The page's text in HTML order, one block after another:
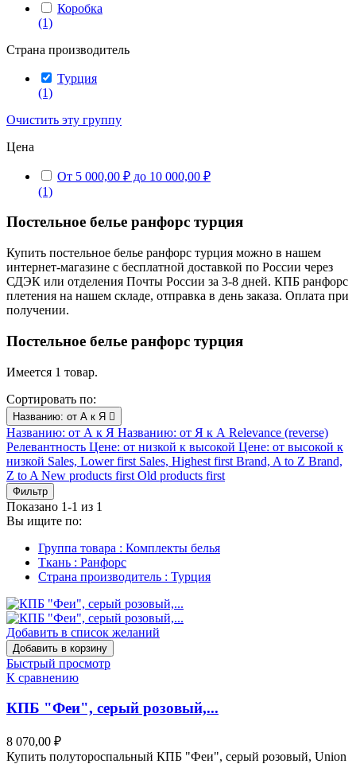
Коробка
(1)
Страна производитель
Турция
(1)
Очистить эту группу
Цена
От 5 000,00 ₽ до 10 000,00 ₽
(1)
Постельное белье ранфорс турция
Купить постельное белье ранфорс турция можно в нашем
интернет-магазине с бесплатной доставкой по России через
СДЭК или отделения Почты России за 3-8 дней. КПБ ранфорс
плетения на нашем складе, отправка в день заказа. Оплата при
получении.
Постельное белье ранфорс турция
Имеется 1 товар.
Сортировать по:
Названию: от А к Я 
Названию: от А к Я Названию: от Я к А Relevance (reverse)
Релевантность Цене: от низкой к высокой Цене: от высокой к
низкой Sales, Lower first Sales, Highest first Brand, A to Z Brand,
Z to A New products first Old products first
Фильтр
Показано 1-1 из 1
Вы ищите по:
Группа товара : Комплекты белья
Ткань : Ранфорс
Страна производитель : Турция
Добавить в список желаний
Добавить в корзину
Быстрый просмотр
К сравнению
КПБ "Феи", серый розовый,...
8 070,00 ₽
Купить полутороспальный КПБ "Феи", серый розовый, Union